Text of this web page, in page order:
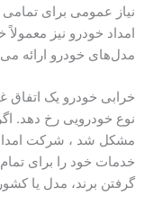
نیاز عمومی برای
امداد خودرو نیز
مدل‌های خودرو ارائه
خرابی خودرو یک اتفاق
نوع خودرویی رخ دهد.
مشکل شد ، شرکت امداد
خدمات خود را برای
گرفتن برند، مدل یا